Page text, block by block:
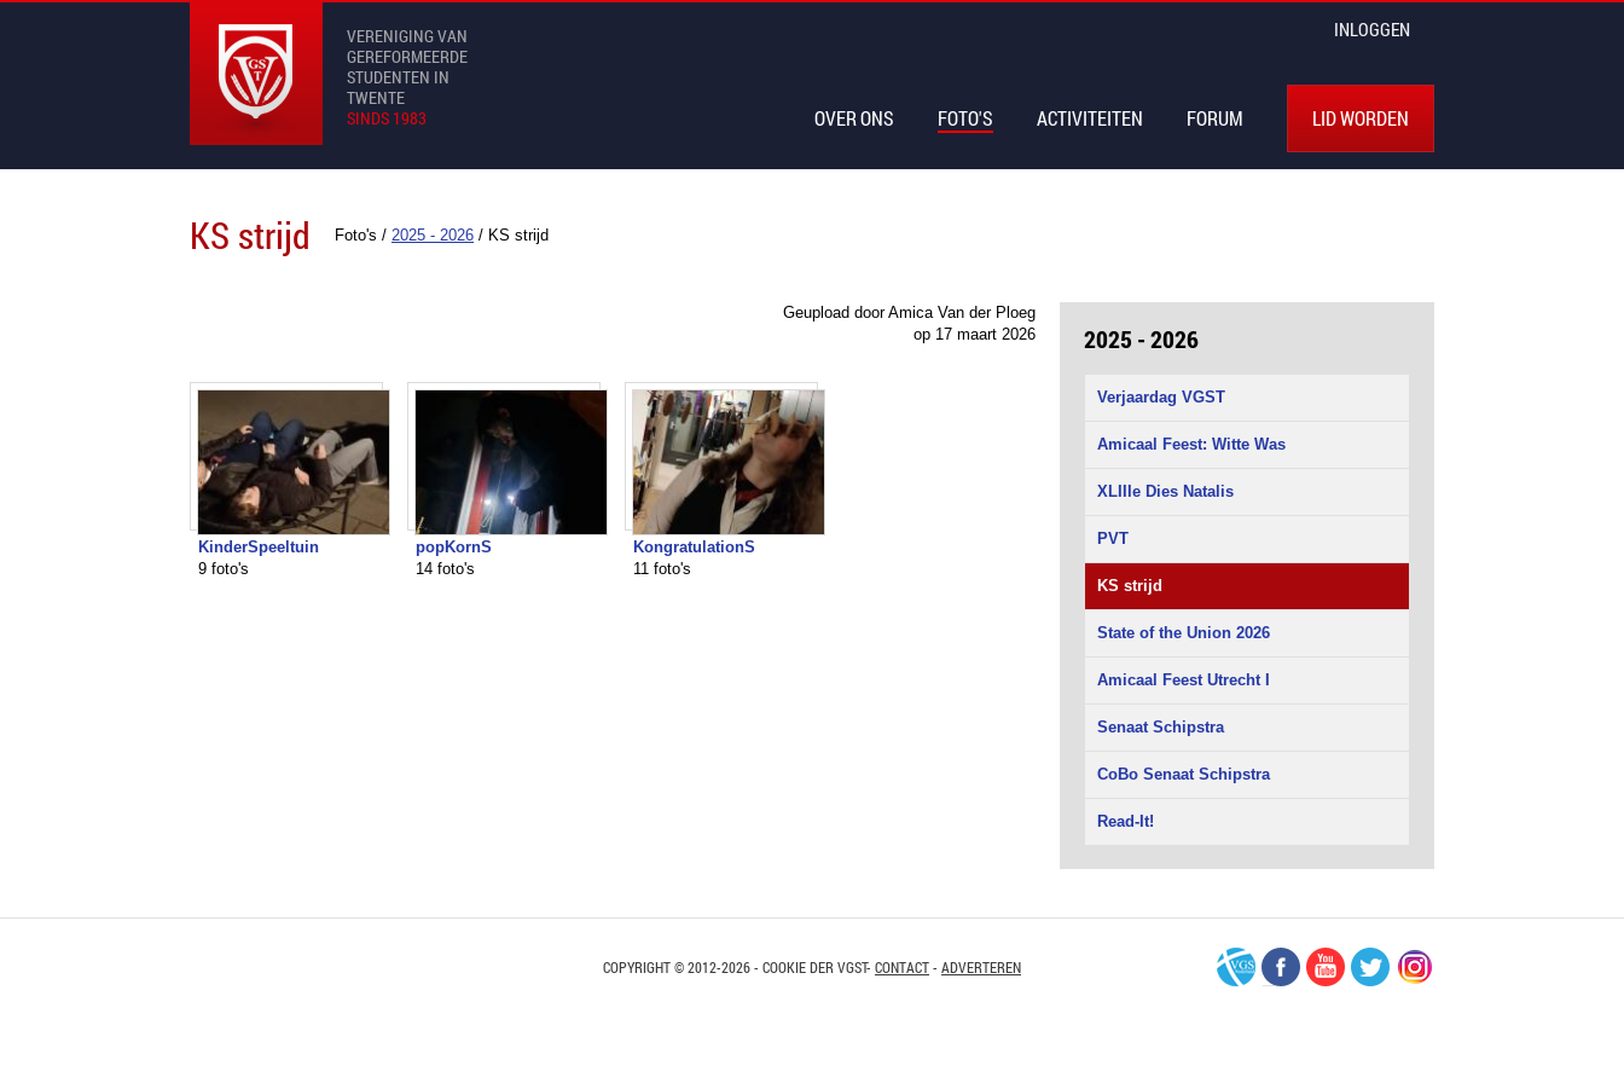
VERENIGING VAN
GEREFORMEERDE
STUDENTEN IN
TWENTE
SINDS 1983
INLOGGEN
OVER ONS FOTO'S ACTIVITEITEN FORUM LID WORDEN
KS strijd Foto's / 2025 - 2026 / KS strijd
Geupload door Amica Van der Ploeg
op 17 maart 2026
KinderSpeeltuin
9 foto's
popKornS
14 foto's
KongratulationS
11 foto's
2025 - 2026
Verjaardag VGST
Amicaal Feest: Witte Was
XLIIIe Dies Natalis
PVT
KS strijd
State of the Union 2026
Amicaal Feest Utrecht I
Senaat Schipstra
CoBo Senaat Schipstra
Read-It!
COPYRIGHT © 2012-2026 - COOKIE DER VGST- CONTACT- ADVERTEREN